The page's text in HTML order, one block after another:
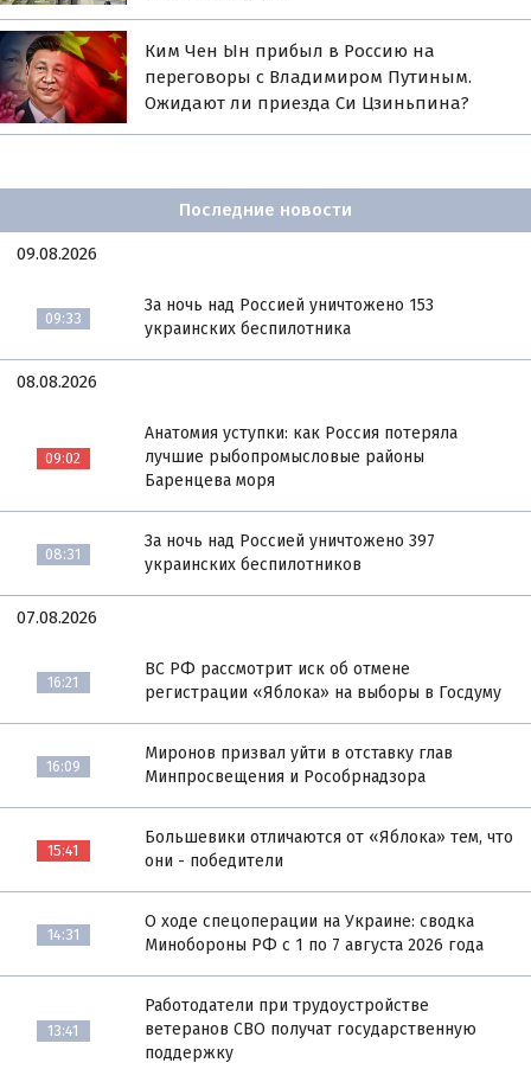
Ким Чен Ын прибыл в Россию на
переговоры с Владимиром Путиным.
Ожидают ли приезда Си Цзиньпина?
Последние новости
09.08.2026
09:33
За ночь над Россией уничтожено 153
украинских беспилотника
08.08.2026
09:02
Анатомия уступки: как Россия потеряла
лучшие рыбопромысловые районы
Баренцева моря
08:31
За ночь над Россией уничтожено 397
украинских беспилотников
07.08.2026
16:21
ВС РФ рассмотрит иск об отмене
регистрации «Яблока» на выборы в Госдуму
16:09
Миронов призвал уйти в отставку глав
Минпросвещения и Рособрнадзора
15:41
Большевики отличаются от «Яблока» тем, что
они - победители
14:31
О ходе спецоперации на Украине: сводка
Минобороны РФ с 1 по 7 августа 2026 года
13:41
Работодатели при трудоустройстве
ветеранов СВО получат государственную
поддержку